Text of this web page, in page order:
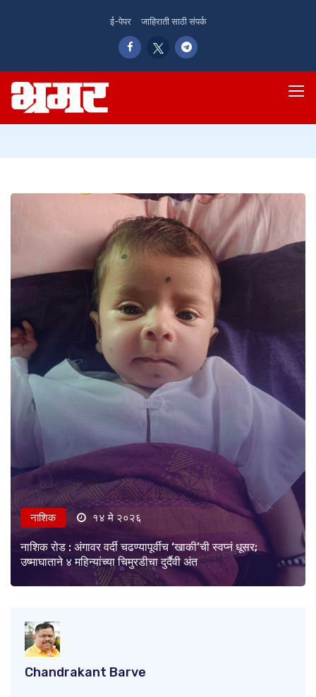
ई-पेपर जाहिराती साठी संपर्क
नाशिक १४ मे २०२६
नाशिक रोड : अंगावर वर्दी चढण्यापूर्वीच ‘खाकी’ची स्वप्नं धूसर;
उष्माघाताने ४ महिन्यांच्या चिमुरडीचा दुर्दैवी अंत
Chandrakant Barve